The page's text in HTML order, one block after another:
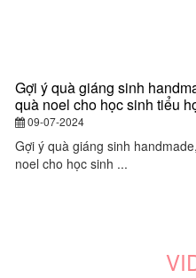
Gợi ý quà giáng sinh
quà noel cho học sinh tiểu
09-07-2024
Gợi ý quà giáng sinh
noel cho học sinh ...